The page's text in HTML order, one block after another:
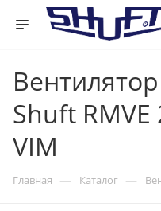
Shuft
VIM
Главная — Каталог —